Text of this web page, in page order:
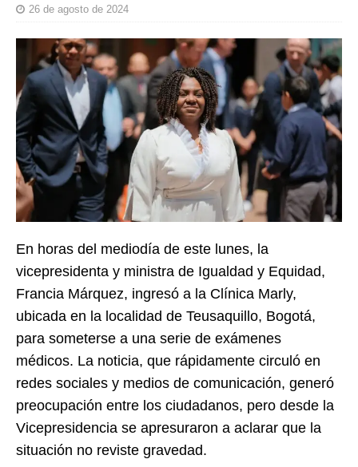
26 de agosto de 2024
En horas del mediodía de este lunes, la
vicepresidenta y ministra de Igualdad y Equidad,
Francia Márquez, ingresó a la Clínica Marly,
ubicada en la localidad de Teusaquillo, Bogotá,
para someterse a una serie de exámenes
médicos. La noticia, que rápidamente circuló en
redes sociales y medios de comunicación, generó
preocupación entre los ciudadanos, pero desde la
Vicepresidencia se apresuraron a aclarar que la
situación no reviste gravedad.